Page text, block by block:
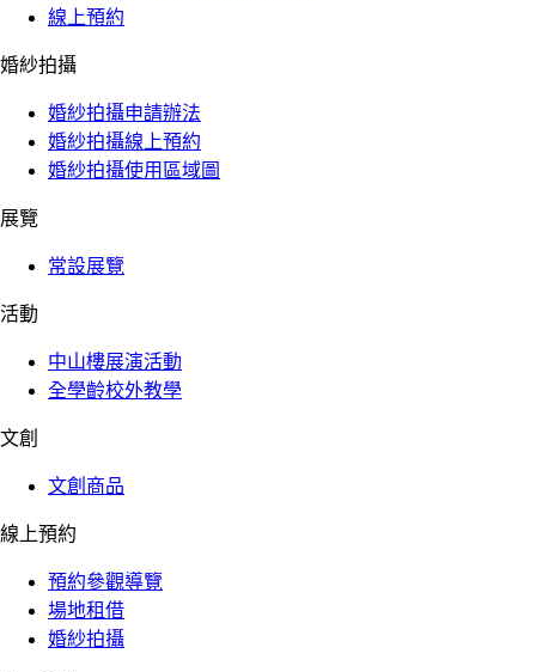
線上預約
婚紗拍攝
婚紗拍攝申請辦法
婚紗拍攝線上預約
婚紗拍攝使用區域圖
展覽
常設展覽
活動
中山樓展演活動
全學齡校外教學
文創
文創商品
線上預約
預約參觀導覽
場地租借
婚紗拍攝